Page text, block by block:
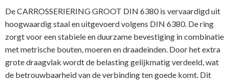
De CARROSSERIERING GROOT DIN 6380 is vervaardigd uit
hoogwaardig staal en uitgevoerd volgens DIN 6380. De ring
zorgt voor een stabiele en duurzame bevestiging in combinatie
met metrische bouten, moeren en draadeinden. Door het extra
grote draagvlak wordt de belasting gelijkmatig verdeeld, wat
de betrouwbaarheid van de verbinding ten goede komt. Dit